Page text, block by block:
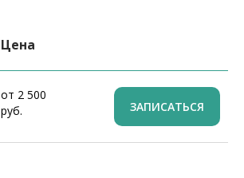
Цена
от 2 500
руб.
ЗАПИСАТЬСЯ